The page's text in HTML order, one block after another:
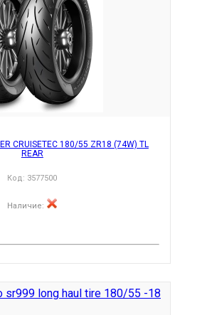
CRUISETEC 180/55 ZR18 (74W) TL
REAR
Код: 3577500
Наличие: